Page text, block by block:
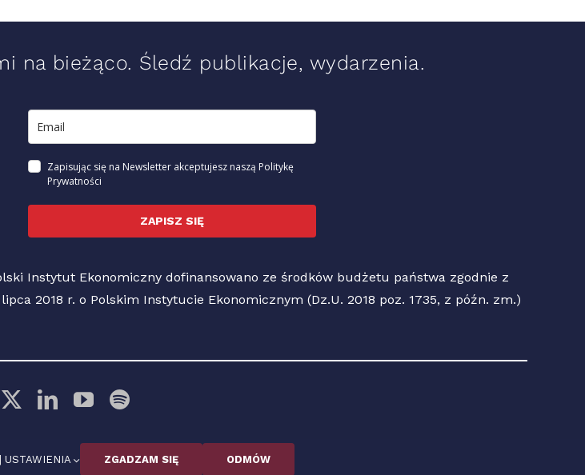
na bieżąco. Śledź publikacje, wydarzenia.
Zapisując się na Newsletter akceptujesz naszą Politykę
Prywatności
ZAPISZ SIĘ
Instytut Ekonomiczny dofinansowano ze środków budżetu państwa zgodnie z
2018 r. o Polskim Instytucie Ekonomicznym (Dz.U. 2018 poz. 1735, z późn. zm.)
Ekonomiczny
USTAWIENIA ZGADZAM SIĘ ODMÓW